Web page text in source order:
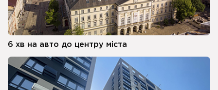
6 хв на авто до центру міста